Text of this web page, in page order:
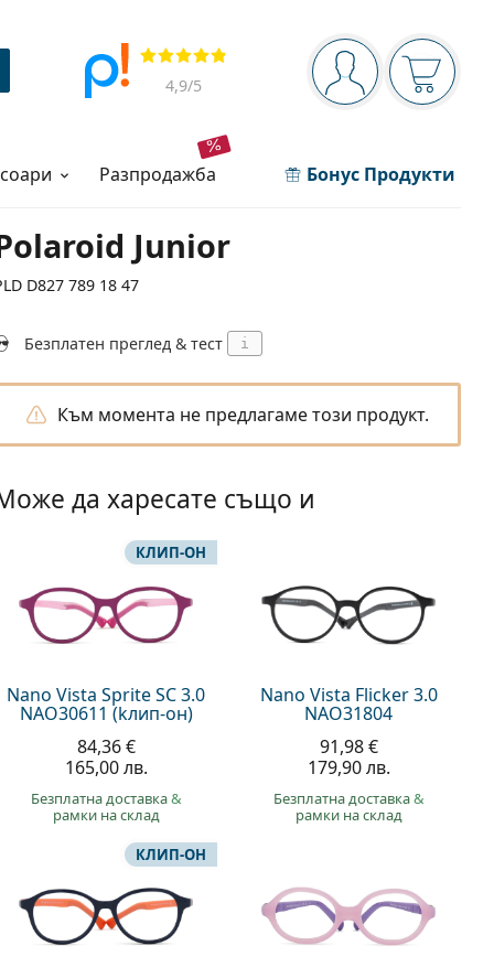
Navigation panel
Вие сте вписани
Прегледи
4,9/5
разпродажба Бонус Продукти
Junior
D827 789 18 47
Безплатен преглед & тест i
Към момента не предлагаме този продукт.
да харесате също и
Nano Vista Sprite SC 3.0
NAO30611 (kлип-он)
КЛИП-ОН
84,36 €
165,00 лв.
Безплатна доставка&
рамки на склад
Nano Vista Flicker 3.0
NAO31804
91,98 €
179,90 лв.
Безплатна доставка&
рамки на склад
КЛИП-ОН